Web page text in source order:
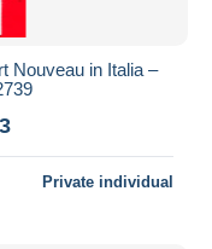
Nouveau in Italia –
Private individual